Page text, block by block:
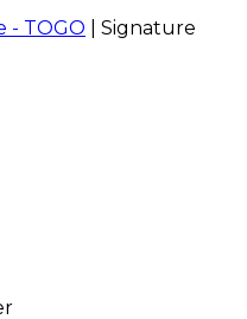
- TOGO | Signature